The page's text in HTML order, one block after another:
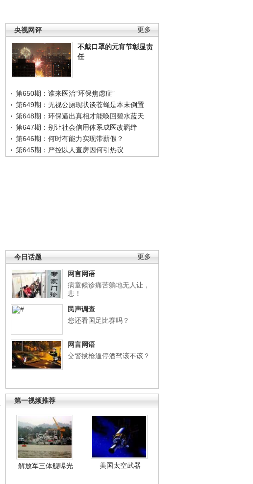
更多
央视网评
不戴口罩的元宵节彰显责
任
第650期：谁来医治“环保焦虑症”
第649期：无视公厕现状谈苍蝇是本末倒置
第648期：环保逼出真相才能唤回碧水蓝天
第647期：别让社会信用体系成医改羁绊
第646期：何时有能力实现带薪假？
第645期：严控以人查房因何引热议
更多
今日话题
网言网语
病童候诊痛苦躺地无人让，
悲！
民声调查
您还看国足比赛吗？
网言网语
交警拔枪逼停酒驾该不该？
第一视频推荐
解放军三体舰曝光 美国太空武器